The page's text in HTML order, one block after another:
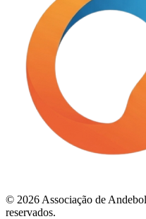
© 2026 Associação de
reservados.